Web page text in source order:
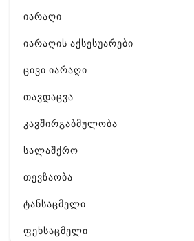
იარაღი
იარაღის აქსესუარები
ცივი იარაღი
თავდაცვა
კავშირგაბმულობა
სალაშქრო
თევზაობა
ტანსაცმელი
ფეხსაცმელი